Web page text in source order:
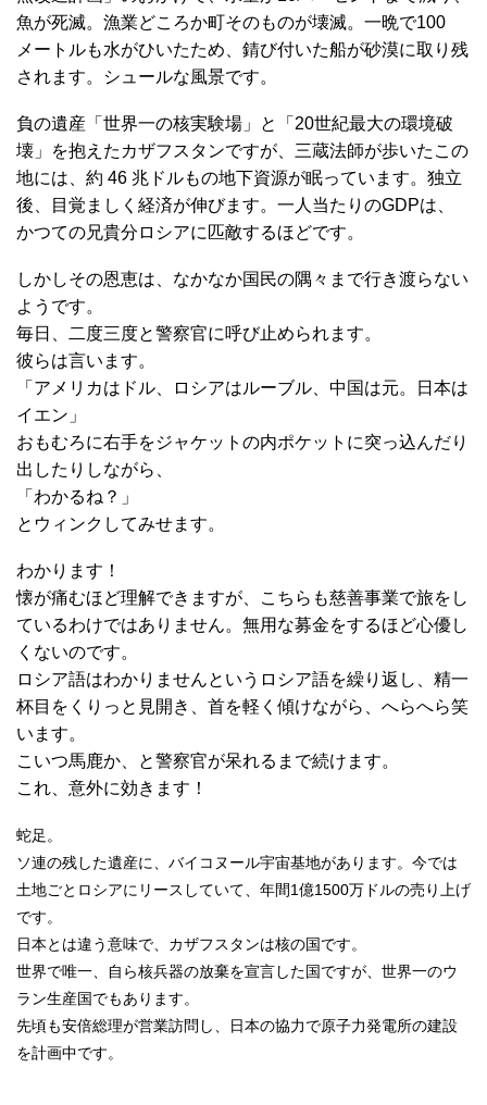
魚が死滅。漁業どころか町そのものが壊滅。一晩で100
メートルも水がひいたため、錆び付いた船が砂漠に取り残
されます。シュールな風景です。
負の遺産「世界一の核実験場」と「20世紀最大の環境破
壊」を抱えたカザフスタンですが、三蔵法師が歩いたこの
地には、約 46 兆ドルもの地下資源が眠っています。独立
後、目覚ましく経済が伸びます。一人当たりのGDPは、
かつての兄貴分ロシアに匹敵するほどです。
しかしその恩恵は、なかなか国民の隅々まで行き渡らない
ようです。
毎日、二度三度と警察官に呼び止められます。
彼らは言います。
「アメリカはドル、ロシアはルーブル、中国は元。日本は
イエン」
おもむろに右手をジャケットの内ポケットに突っ込んだり
出したりしながら、
「わかるね？」
とウィンクしてみせます。
わかります！
懐が痛むほど理解できますが、こちらも慈善事業で旅をし
ているわけではありません。無用な募金をするほど心優し
くないのです。
ロシア語はわかりませんというロシア語を繰り返し、精一
杯目をくりっと見開き、首を軽く傾けながら、へらへら笑
います。
こいつ馬鹿か、と警察官が呆れるまで続けます。
これ、意外に効きます！
蛇足。
ソ連の残した遺産に、バイコヌール宇宙基地があります。今では
土地ごとロシアにリースしていて、年間1億1500万ドルの売り上げ
です。
日本とは違う意味で、カザフスタンは核の国です。
世界で唯一、自ら核兵器の放棄を宣言した国ですが、世界一のウ
ラン生産国でもあります。
先頃も安倍総理が営業訪問し、日本の協力で原子力発電所の建設
を計画中です。